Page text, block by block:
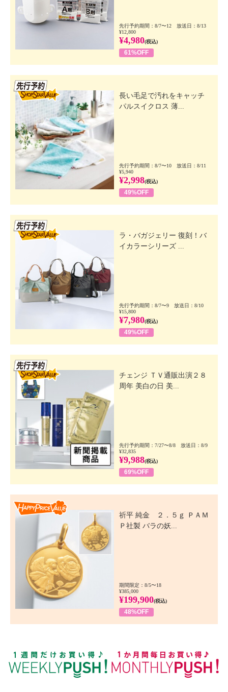
先行予約期間：8/7〜12 放送日：8/13
¥12,800
¥4,980(税込)
61%OFF
長い毛足で汚れをキャッチ
パルスイクロス 薄...
先行予約期間：8/7〜10 放送日：8/11
¥5,940
¥2,998(税込)
49%OFF
ラ・バガジェリー 復刻！バ
イカラーシリーズ ...
先行予約期間：8/7〜9 放送日：8/10
¥15,800
¥7,980(税込)
49%OFF
チェンジ ＴＶ通販出演２８
周年 美白の日 美...
先行予約期間：7/27〜8/8 放送日：8/9
¥32,835
¥9,988(税込)
69%OFF
祈平 純金 ２．５ｇ ＰＡＭ
Ｐ社製 バラの妖...
期間限定：8/5〜18
¥385,000
¥199,900(税込)
48%OFF